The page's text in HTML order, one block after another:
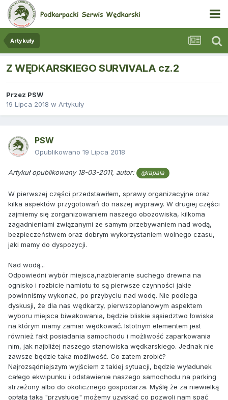
Artykuły
Z WĘDKARSKIEGO SURVIVALA cz.2
Przez PSW
19 Lipca 2018 w Artykuły
PSW
Opublikowano 19 Lipca 2018
Artykuł opublikowany 18-03-2011, autor: @rapala
W pierwszej części przedstawiłem, sprawy organizacyjne oraz
kilka aspektów przygotowań do naszej wyprawy. W drugiej części
zajmiemy się zorganizowaniem naszego obozowiska, kilkoma
zagadnieniami związanymi ze samym przebywaniem nad wodą,
bezpieczeństwem oraz dobrym wykorzystaniem wolnego czasu,
jaki mamy do dyspozycji.
Nad wodą...
Odpowiedni wybór miejsca,nazbieranie suchego drewna na
ognisko i rozbicie namiotu to są pierwsze czynności jakie
powinniśmy wykonać, po przybyciu nad wodę. Nie podlega
dyskusji, że dla nas wędkarzy, pierwszoplanowym aspektem
wyboru miejsca biwakowania, będzie bliskie sąsiedztwo łowiska
na którym mamy zamiar wędkować. Istotnym elementem jest
również fakt posiadania samochodu i możliwość zaparkowania
nim, jak najbliżej naszego stanowiska wędkarskiego. Jednak nie
zawsze będzie taka możliwość. Co zatem zrobić?
Najrozsądniejszym wyjściem z takiej sytuacji, będzie wyładunek
całego ekwipunku i odstawienie naszego samochodu na parking
strzeżony albo do okolicznego gospodarza. Myślę że za niewielką
opłatą taką "przysługę" możemy uzyskać co pozwoli nam spać